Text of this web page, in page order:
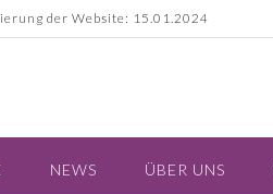
der Website: 15.01.2024
NEWS ÜBER UNS